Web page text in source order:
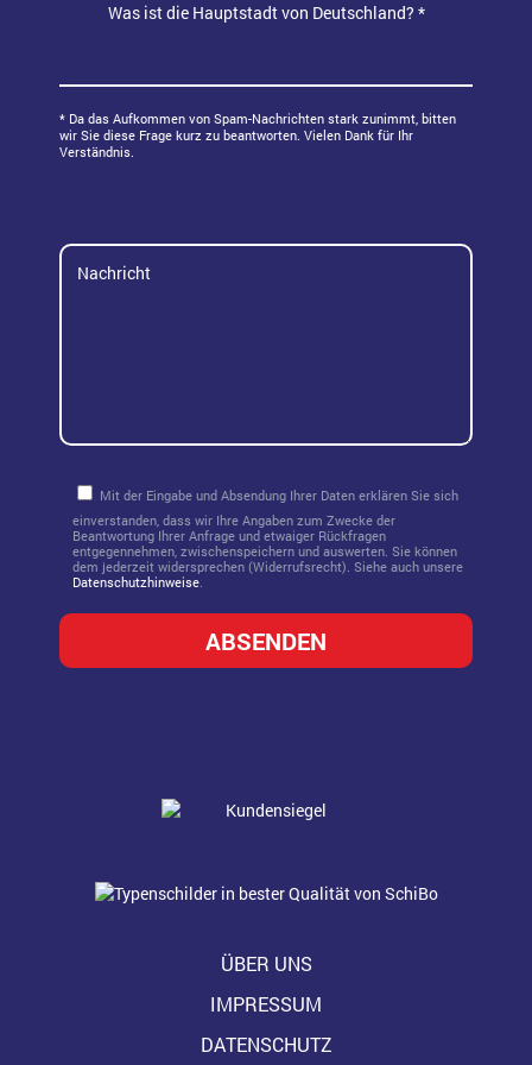
ÜBER UNS
IMPRESSUM
DATENSCHUTZ
50
grün
türkis
Klebehaken
Was ist die Hauptstadt von Deutschland? *
* Da das Aufkommen von Spam-Nachrichten stark zunimmt, bitten
wir Sie diese Frage kurz zu beantworten. Vielen Dank für Ihr
Verständnis.
Mit der Eingabe und Absendung Ihrer Daten erklären Sie sich
einverstanden, dass wir Ihre Angaben zum Zwecke der
Beantwortung Ihrer Anfrage und etwaiger Rückfragen
entgegennehmen, zwischenspeichern und auswerten. Sie können
dem jederzeit widersprechen (Widerrufsrecht). Siehe auch unsere
Datenschutzhinweise.